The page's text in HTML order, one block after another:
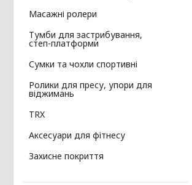
Масажні ролери
Тумби для застрибування,
степ-платформи
Сумки та чохли спортивні
Ролики для пресу, упори для
віджимань
TRX
Аксесуари для фітнесу
Захисне покриття